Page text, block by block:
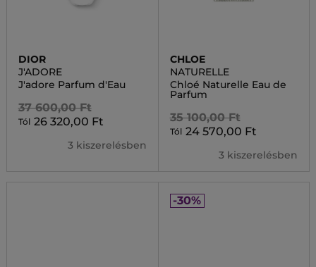
DIOR
J'ADORE
J'adore Parfum d'Eau
37 600,00 Ft
Tól 26 320,00 Ft
3 kiszerelésben
CHLOE
NATURELLE
Chloé Naturelle Eau de
Parfum
35 100,00 Ft
Tól 24 570,00 Ft
3 kiszerelésben
-30%